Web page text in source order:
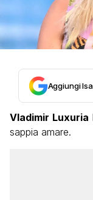
Aggiungi
Vladimir Luxuria
sappia amare.